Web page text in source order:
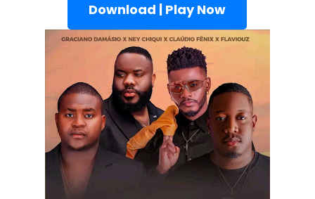
Download | Play Now